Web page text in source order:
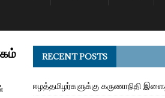
RECENT POSTS
ஈழத்தமிழர்களுக்கு கருணாநிதி